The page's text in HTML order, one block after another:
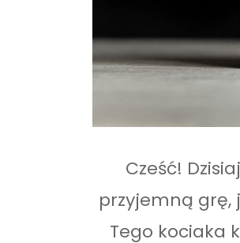
Cześć!
przyjemną grę,
Tego kociaka